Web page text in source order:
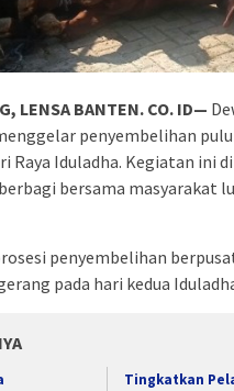
LENSA BANTEN. CO. ID—
penyembelihan
Raya Iduladha. Kegiatan ini
bersama masyarakat
penyembelihan
pada hari kedua
Tingkatkan